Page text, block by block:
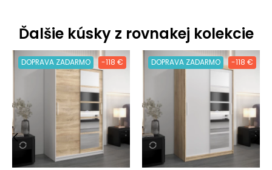
Ďalšie kúsky z rovnakej kolekcie
DOPRAVA ZADARMO -118 € DOPRAVA ZADARMO -118 €